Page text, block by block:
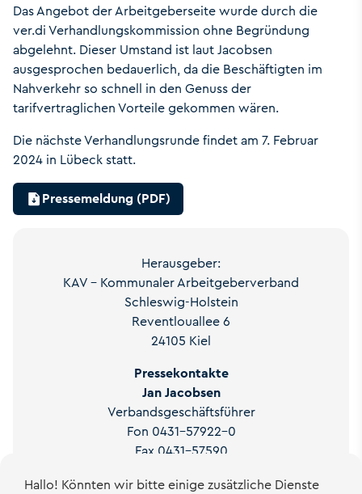
Das Angebot der Arbeitgeberseite wurde durch die
ver.di Verhandlungskommission ohne Begründung
abgelehnt. Dieser Umstand ist laut Jacobsen
ausgesprochen bedauerlich, da die Beschäftigten im
Nahverkehr so schnell in den Genuss der
tarifvertraglichen Vorteile gekommen wären.
Die nächste Verhandlungsrunde findet am 7. Februar
2024 in Lübeck statt.
Pressemeldung (PDF)
Herausgeber:
KAV - Kommunaler Arbeitgeberverband
Schleswig-Holstein
Reventlouallee 6
24105 Kiel
Pressekontakte
Jan Jacobsen
Verbandsgeschäftsführer
Fon 0431-57922-0
Fax 0431-57590
Hallo! Könnten wir bitte einige zusätzliche Dienste